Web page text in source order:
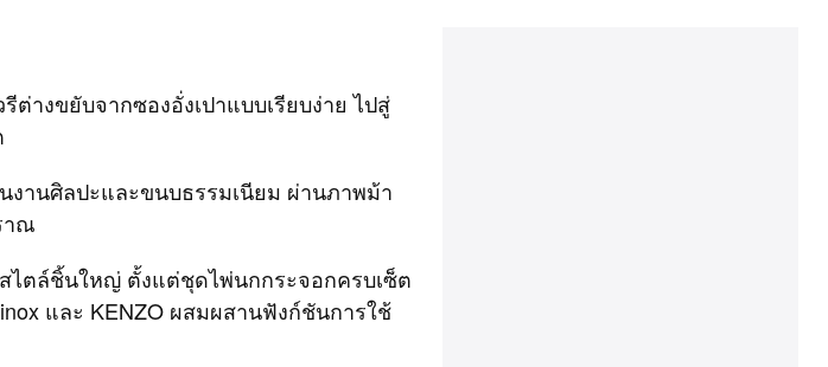
างขยับจากซองอั่งเปาแบบเรียบง่าย ไปสู่
งานศิลปะและขนบธรรมเนียม ผ่านภาพม้า
าณ
ไตล์ชิ้นใหญ่ ตั้งแต่ชุดไพ่นกกระจอกครบเซ็ต
และ KENZO ผสมผสานฟังก์ชันการใช้